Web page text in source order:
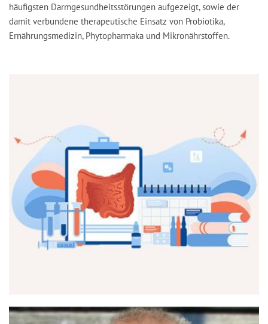
häufigsten Darmgesundheitsstörungen aufgezeigt, sowie der
damit verbundene therapeutische Einsatz von Probiotika,
Ernährungsmedizin, Phytopharmaka und Mikronährstoffen.